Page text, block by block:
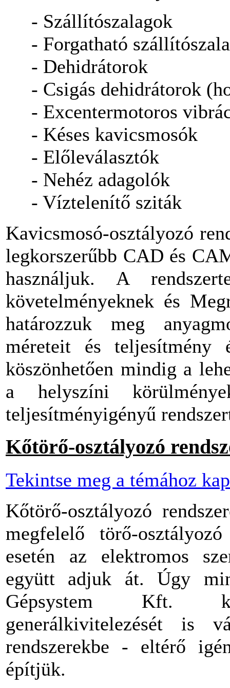
- Szállítószalagok
- Forgatható
- Dehidrátorok
- Csigás dehidrátorok
- Excentermotoros
- Késes kavicsmosók
- Előleválasztók
- Nehéz adagolók
- Víztelenítő sziták
Kavicsmosó-osztályozó
legkorszerűbb CAD és
használjuk. A
követelményeknek és
határozzuk meg
méreteit és teljesítmény
köszönhetően mindig a
a helyszíni
teljesítményigényű
Kőtörő-osztályozó
Tekintse meg a témához
Kőtörő-osztályozó
megfelelő törő-
esetén az elektromos
együtt adjuk át. Úgy
Gépsystem Kft.
generálkivitelezését is
rendszerekbe - eltérő
építjük.